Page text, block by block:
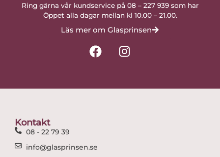
Ring gärna vår kundservice på 08 – 227 939 som har
Öppet alla dagar mellan kl 10.00 – 21.00.
Läs mer om Glasprinsen
F
a
I
n
Kontakt
08 - 22 79 39
info@glasprinsen.se